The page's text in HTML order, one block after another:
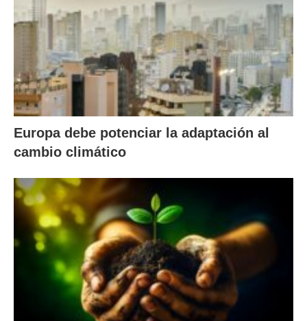
Europa debe potenciar la adaptación al
cambio climático